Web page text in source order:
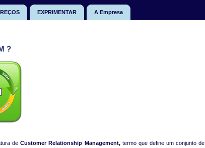
EXPRIMENTAR A Empresa
?
deCustomer Relationship Management,termo que define um conjunto de